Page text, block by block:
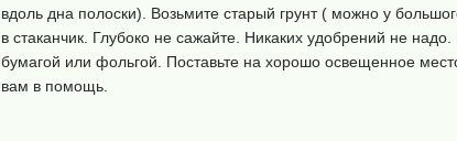
вдоль дна полоски). Возьмите старый грунт ( можно у
в стаканчик. Глубоко не сажайте. Никаких удобрений не
бумагой или фольгой. Поставьте на хорошо освещенное
вам в помощь.